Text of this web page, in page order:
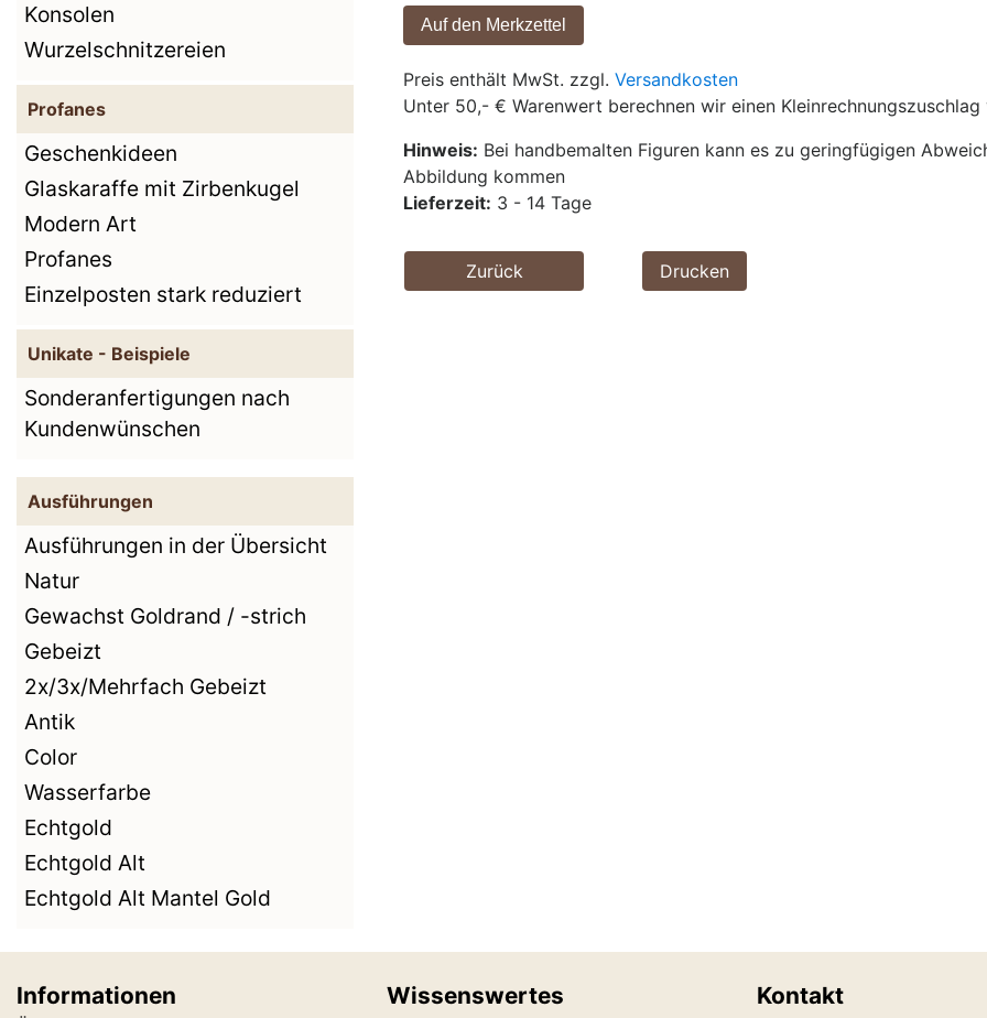
Konsolen
Wurzelschnitzereien
Profanes
Geschenkideen
Glaskaraffe mit Zirbenkugel
Modern Art
Profanes
Einzelposten stark reduziert
Unikate - Beispiele
Sonderanfertigungen nach
Kundenwünschen
Ausführungen
Ausführungen in der Übersicht
Natur
Gewachst Goldrand / -strich
Gebeizt
2x/3x/Mehrfach Gebeizt
Antik
Color
Wasserfarbe
Echtgold
Echtgold Alt
Echtgold Alt Mantel Gold
Preis enthält MwSt. zzgl. Versandkosten
Unter 50,- € Warenwert berechnen wir einen
Hinweis: Bei handbemalten Figuren kann es zu geringfügigen
Abbildung kommen
Lieferzeit: 3 - 14 Tage
Zurück Drucken
Informationen Wissenswertes Kontakt